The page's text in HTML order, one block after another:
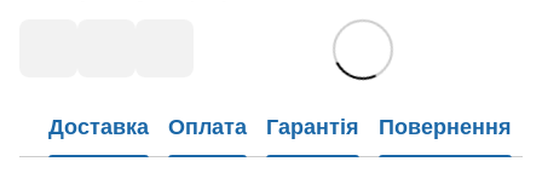
Доставка Оплата Гарантія Повернення